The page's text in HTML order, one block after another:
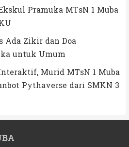
Pramuka MTsN 1 Muba
Ada Zikir dan Doa
untuk Umum
Murid MTsN 1 Muba
Pythaverse dari SMKN 3